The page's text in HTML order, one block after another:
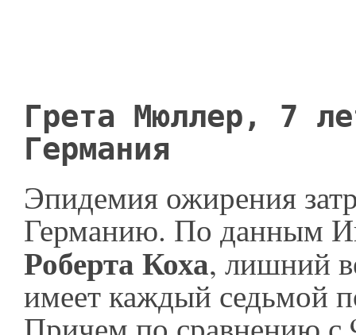
Грета Мюллер, 7
Германия
Эпидемия ожирения
Германию. По данным
Роберта Коха, лишний
имеет каждый седьмой